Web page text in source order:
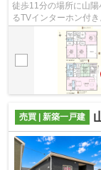
徒歩11分の場所に山
るTVインターホン付
売価格が3000万円以
売買 | 新築一戸建